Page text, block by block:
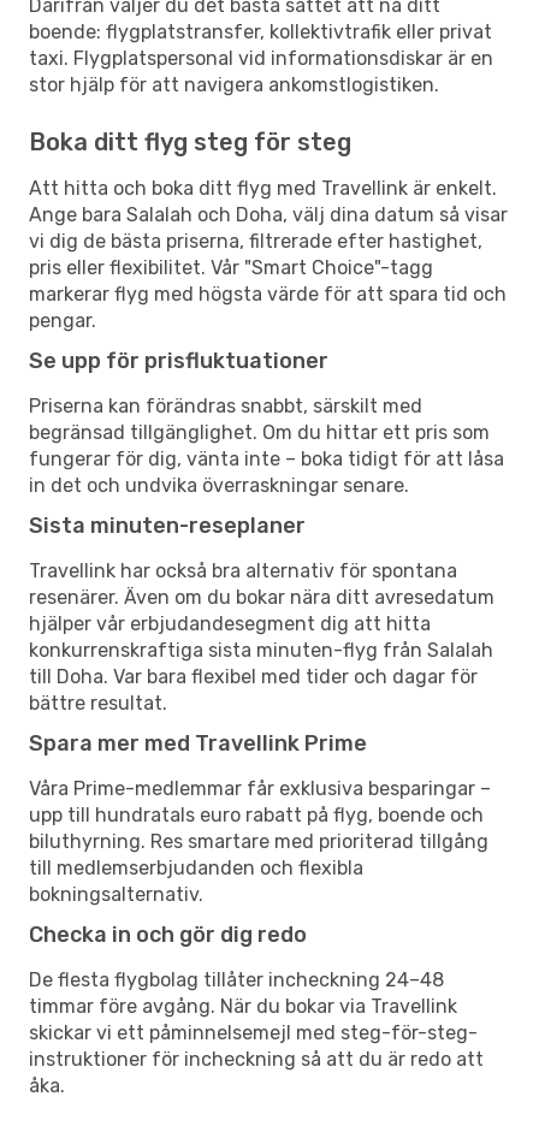
Därifrån väljer du det bästa sättet att nå ditt
boende: flygplatstransfer, kollektivtrafik eller privat
taxi. Flygplatspersonal vid informationsdiskar är en
stor hjälp för att navigera ankomstlogistiken.
Boka ditt flyg steg för steg
Att hitta och boka ditt flyg med Travellink är enkelt.
Ange bara Salalah och Doha, välj dina datum så visar
vi dig de bästa priserna, filtrerade efter hastighet,
pris eller flexibilitet. Vår "Smart Choice"-tagg
markerar flyg med högsta värde för att spara tid och
pengar.
Se upp för prisfluktuationer
Priserna kan förändras snabbt, särskilt med
begränsad tillgänglighet. Om du hittar ett pris som
fungerar för dig, vänta inte – boka tidigt för att låsa
in det och undvika överraskningar senare.
Sista minuten-reseplaner
Travellink har också bra alternativ för spontana
resenärer. Även om du bokar nära ditt avresedatum
hjälper vår erbjudandesegment dig att hitta
konkurrenskraftiga sista minuten-flyg från Salalah
till Doha. Var bara flexibel med tider och dagar för
bättre resultat.
Spara mer med Travellink Prime
Våra Prime-medlemmar får exklusiva besparingar –
upp till hundratals euro rabatt på flyg, boende och
biluthyrning. Res smartare med prioriterad tillgång
till medlemserbjudanden och flexibla
bokningsalternativ.
Checka in och gör dig redo
De flesta flygbolag tillåter incheckning 24–48
timmar före avgång. När du bokar via Travellink
skickar vi ett påminnelsemejl med steg-för-steg-
instruktioner för incheckning så att du är redo att
åka.